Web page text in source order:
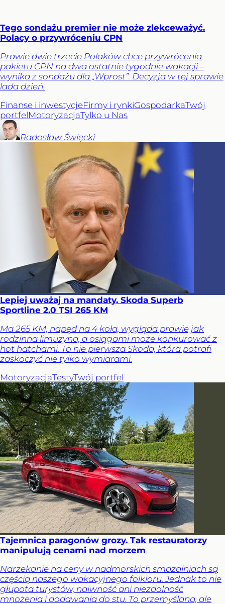
Tego sondażu premier nie może zlekceważyć.
Polacy o przywróceniu CPN
Prawie dwie trzecie Polaków chce przywrócenia
pakietu CPN na dwa ostatnie tygodnie wakacji –
wynika z sondażu dla „Wprost”. Decyzja w tej sprawie
lada dzień.
Finanse i inwestycjeFirmy i rynkiGospodarkaTwój
portfelMotoryzacjaTylko u Nas
Radosław Święcki
Lepiej uważaj na mandaty. Skoda Superb
Sportline 2.0 TSI 265 KM
Ma 265 KM, napęd na 4 koła, wygląda prawie jak
rodzinna limuzyna, a osiągami może konkurować z
hot hatchami. To nie pierwsza Skoda, która potrafi
zaskoczyć nie tylko wymiarami.
MotoryzacjaTestyTwój portfel
Tajemnica paragonów grozy. Tak restauratorzy
manipulują cenami nad morzem
Narzekanie na ceny w nadmorskich smażalniach są
częścią naszego wakacyjnego folkloru. Jednak to nie
głupota turystów, naiwność ani niezdolność
mnożenia i dodawania do stu. To przemyślana, ale